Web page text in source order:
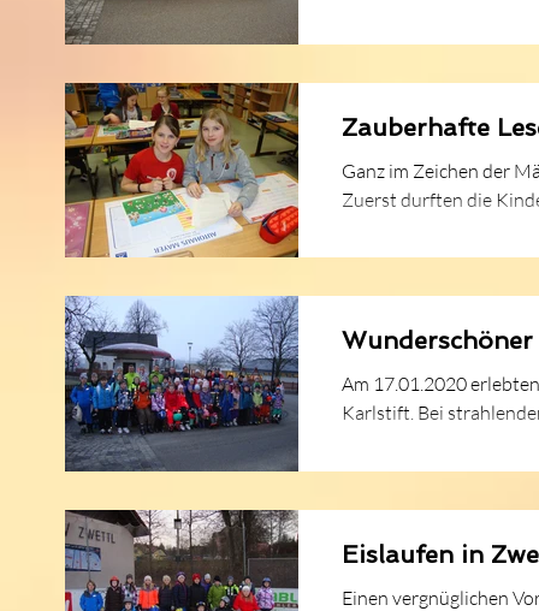
Zauberhafte
Ganz im Zeichen der Märchen
Zuerst durften die
Am 17.01.2020
Karlstift. Bei
Eislaufen in
Einen vergnüglichen